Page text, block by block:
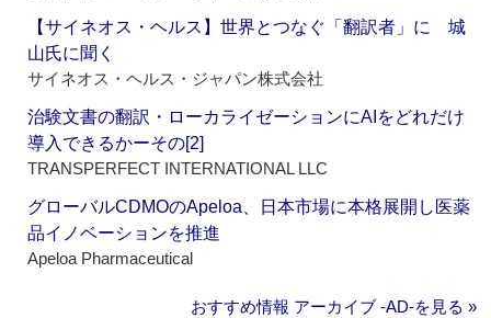
【サイネオス・ヘルス】世界とつなぐ「翻訳者」に 城
山氏に聞く
サイネオス・ヘルス・ジャパン株式会社
治験文書の翻訳・ローカライゼーションにAIをどれだけ
導入できるかーその[2]
TRANSPERFECT INTERNATIONAL LLC
グローバルCDMOのApeloa、日本市場に本格展開し医薬
品イノベーションを推進
Apeloa Pharmaceutical
おすすめ情報 アーカイブ ‐AD‐を見る »